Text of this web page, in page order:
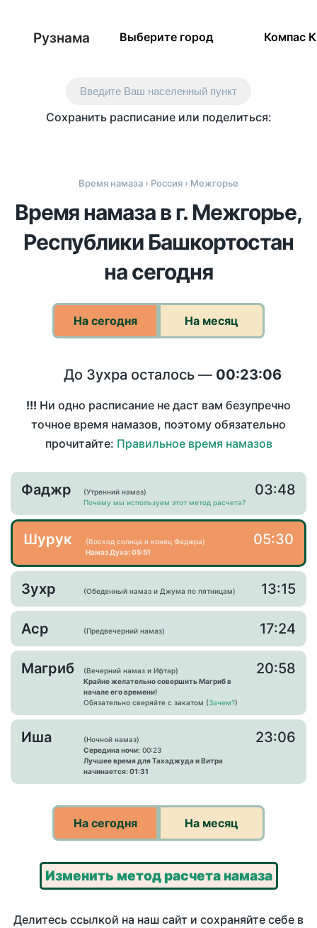
Рузнама Выберите город Компас
Введите Ваш населенный пункт
Сохранить расписание или поделиться:
Время намаза › Россия › Межгорье
Время намаза в г. Межгорье,
Республики Башкортостан
на сегодня
На сегодня На месяц
До Зухра осталось — 00:23:06
!!! Ни одно расписание не даст вам безупречно
точное время намазов, поэтому обязательно
прочитайте: Правильное время намазов
Фаджр
(Утренний намаз)
Почему мы используем этот метод расчета?
03:48
Шурук
(Восход солнца и конец Фаджра)
Намаз Духа: 05:51
05:30
Зухр (Обеденный намаз и Джума по пятницам) 13:15
Аср (Предвечерний намаз) 17:24
Магриб
(Вечерний намаз и Ифтар)
Крайне желательно совершить Магриб в
начале его времени!
Обязательно сверяйте с закатом (Зачем?)
20:58
Иша
(Ночной намаз)
Середина ночи: 00:23
Лучшее время для Тахаджуда и Витра
начинается: 01:31
23:06
На сегодня На месяц
Изменить метод расчета намаза
Делитесь ссылкой на наш сайт и сохраняйте себе в